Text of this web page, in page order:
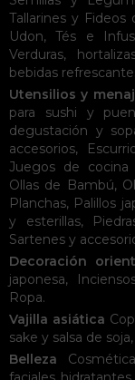
Tallarines y Fideos
Udon,Tés e
Verduras,
bebidas
Utensilios y
para sushi y
degustación y
accesorios,
Juegos de cocina
Ollas de Bambú,
Planchas, Palillos
y esterillas,
Sartenes y
Decoración
japonesa,
Ropa.
Vajilla asiática
sake y salsa de soja,
Belleza